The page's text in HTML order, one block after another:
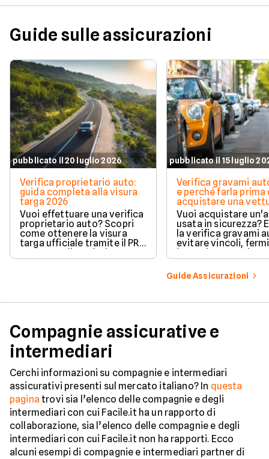
Guide sulle assicurazioni
pubblicato il 20 luglio 2026
Verifica proprietario auto:
guida completa alla visura
targa 2026
Vuoi effettuare una verifica
proprietario auto? Scopri
come ottenere la visura
targa ufficiale tramite il PRA
vincoli in totale sicurezza.
pubblicato il 15 luglio
Verifica gravami
e perché farla prima
acquistare una
Vuoi acquistare
usata in sicurezza?
la verifica gravami
evitare vincoli,
tutelare il tuo
Guide Assicurazioni
Compagnie assicurative e
intermediari
Cerchi informazioni su compagnie e intermediari
assicurativi presenti sul mercato italiano? In questa
pagina trovi sia l’elenco delle compagnie e degli
intermediari con cui Facile.it ha un rapporto di
collaborazione, sia l’elenco delle compagnie e degli
intermediari con cui Facile.it non ha rapporti. Ecco
alcuni esempi di compagnie e intermediari partner di